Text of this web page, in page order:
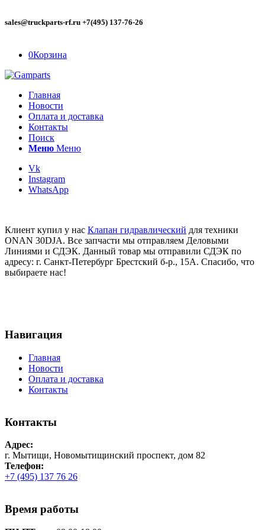
sales@truckparts-rf.ru +7(495) 137-76-26
0Корзина
Главная
Новости
Оплата и доставка
Контакты
Поиск
Меню Меню
Vk
Instagram
WhatsApp
Клиент купил у нас Клапан гидравлический для техники
ONAN 30DJA. Все запчасти мы отправляем Деловыми
Линиями и СДЭК. Данный товар мы отправили СДЭК по
адресу: г. Санкт-Петербург Брестский б-р., 15А. Спасибо, что
выбираете нас!
Навигация
Главная
Новости
Оплата и доставка
Контакты
Контакты
Адрес:
г. Мытищи, Новомытищинский проспект, дом 82
Телефон:
+7 (495) 137 76 26
Время работы